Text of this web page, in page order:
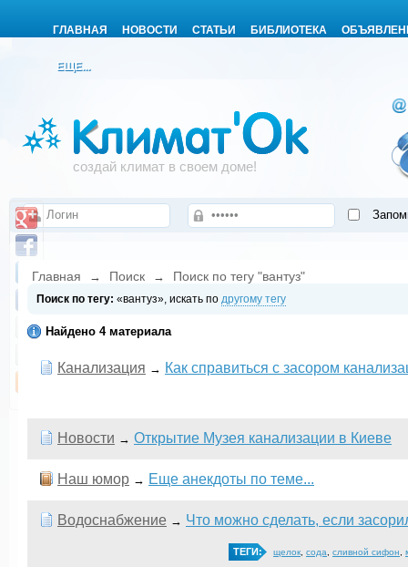
ГЛАВНАЯ НОВОСТИ СТАТЬИ БИБЛИОТЕКА
ЕЩЕ...
создай климат в своем доме!
Главная → Поиск → Поиск по тегу "вантуз"
Поиск по тегу: «вантуз», искать по другому тегу
Найдено 4 материала
Канализация → Как справиться с засором
Новости → Открытие Музея канализации в Киеве
Наш юмор → Еще анекдоты по теме...
Водоснабжение → Что можно сделать, если
ТЕГИ: щелок сода сливной сифон